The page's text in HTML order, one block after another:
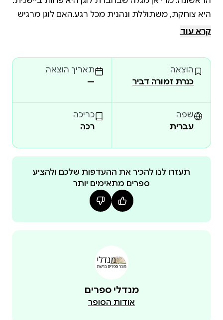
היא צוחקת, משתוללת ונהנית מכל רגע.האם לוגן מרגיש
כמוה? האם למועדון הבייביסיטריות יצטרף חבר חדש?
מהמצליחות בעולם. מיליוני עותקים מספרי הסדרה
הודפסו והיו השראה לדור שלם של קוראים. ריינה
טלגמאייר (יוצרת חיוך, אחיות ועוד) הפכה אותה לסדרת
מובילה בבטחה את הספר השמיני בסדרה.
קרא עוד
הוצאה
כנרת זמורה דביר
תאריך הוצאה
—
שפה
עברית
כריכה
רכה
תעזרו לנו להכיר את ההעדפות שלכם ולהציע
ספרים מתאימים יותר
מנדלי ספרים
אודות הסופר